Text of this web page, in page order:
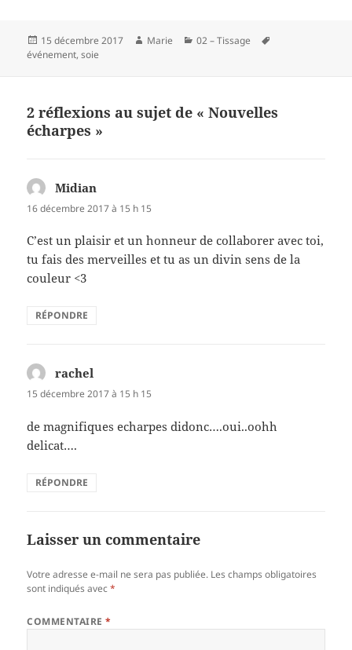
c
e
o
o
er
es
itt
er
rt
a
er
Publié
le
15 décembre 2017 Auteur
Marie Catégories
02 – Tissage
événement,soie
2 réflexions au sujet de « Nouvelles
écharpes »
Midian
16 décembre 2017 à 15 h 15
C’est un plaisir et un honneur de collaborer avec toi,
tu fais des merveilles et tu as un divin sens de la
couleur <3
RÉPONDRE
rachel
15 décembre 2017 à 15 h 15
de magnifiques echarpes didonc….oui..oohh
delicat….
RÉPONDRE
Laisser un commentaire
Votre adresse e-mail ne sera pas publiée. Les champs obligatoires
sont indiqués avec*
COMMENTAIRE*